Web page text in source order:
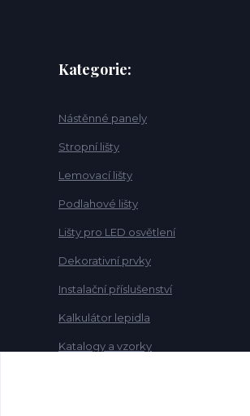
Kategorie:
Nástěnné panely
Stropní lišty
Lemovací lišty
Podlahové lišty
Lišty pro LED osvětlení
Dekorativní prvky
Instalační příslušenství
Kalkulátor lepidla
Katalogy a vzorky